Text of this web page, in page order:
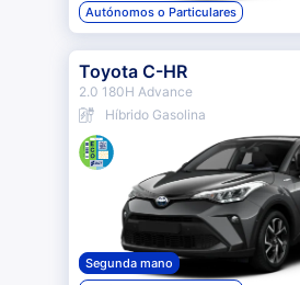
Autónomos o Particulares
Toyota C-HR
2.0 180H Advance
Híbrido Gasolina
Segunda mano